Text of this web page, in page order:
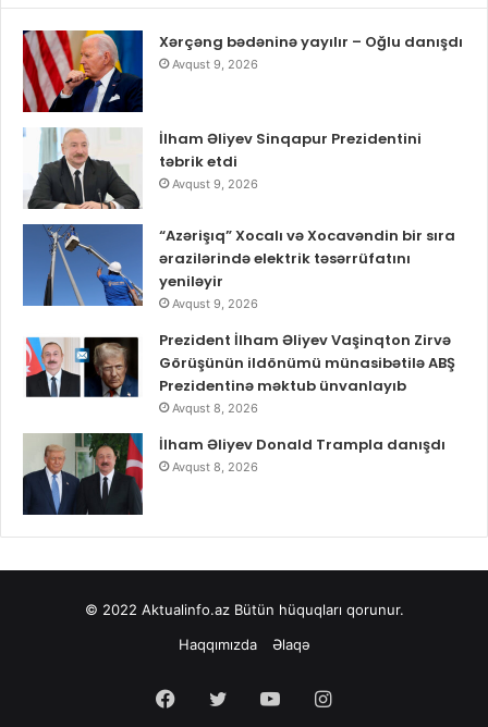
Xərçəng bədəninə yayılır – Oğlu danışdı
Avqust 9, 2026
İlham Əliyev Sinqapur Prezidentini
təbrik etdi
Avqust 9, 2026
“Azərişıq” Xocalı və Xocavəndin bir sıra
ərazilərində elektrik təsərrüfatını
yeniləyir
Avqust 9, 2026
Prezident İlham Əliyev Vaşinqton Zirvə
Görüşünün ildönümü münasibətilə ABŞ
Prezidentinə məktub ünvanlayıb
Avqust 8, 2026
İlham Əliyev Donald Trampla danışdı
Avqust 8, 2026
© 2022 Aktualinfo.azBütün hüquqları qorunur.
Haqqımızda
Əlaqə
Facebook
Twitter YouTubeInstagram